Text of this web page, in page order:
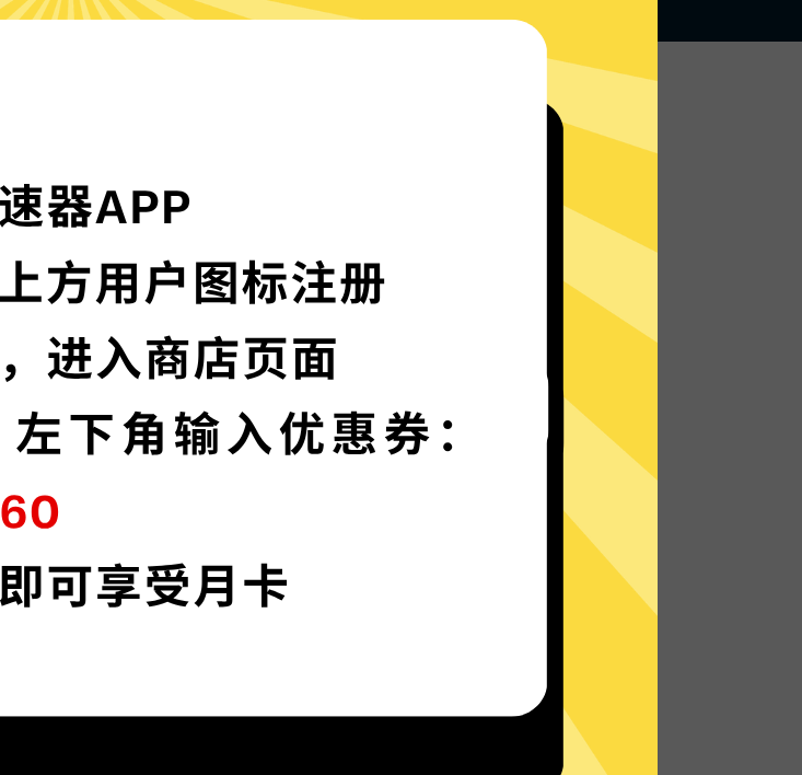
的加密技术
前沿的数据加密技术，使您
您的网络隐私与安全。
下载大象VPN
无论何地，无限访问
大象VPN的自研发通信协议，使您无论是在
路上还是沙发上，都能轻松无限制访问全球